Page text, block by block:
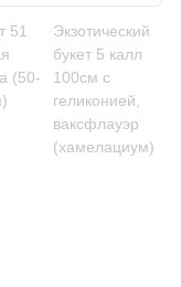
51
(50-
Экзотический
букет 5 калл
100см с
геликонией,
ваксфлауэр
(хамелациум)